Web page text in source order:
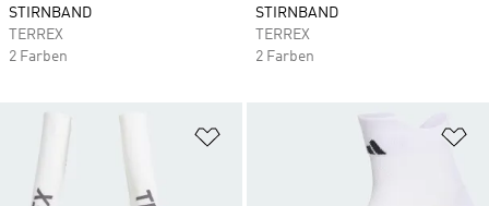
STIRNBAND
TERREX
2 Farben
STIRNBAND
TERREX
2 Farben
Zur Wunschliste hinzufügen